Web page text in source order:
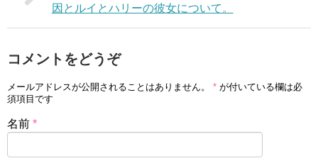
因とルイとハリーの彼女について。
コメントをどうぞ
メールアドレスが公開されることはありません。 * が付いている欄は必
須項目です
名前 *